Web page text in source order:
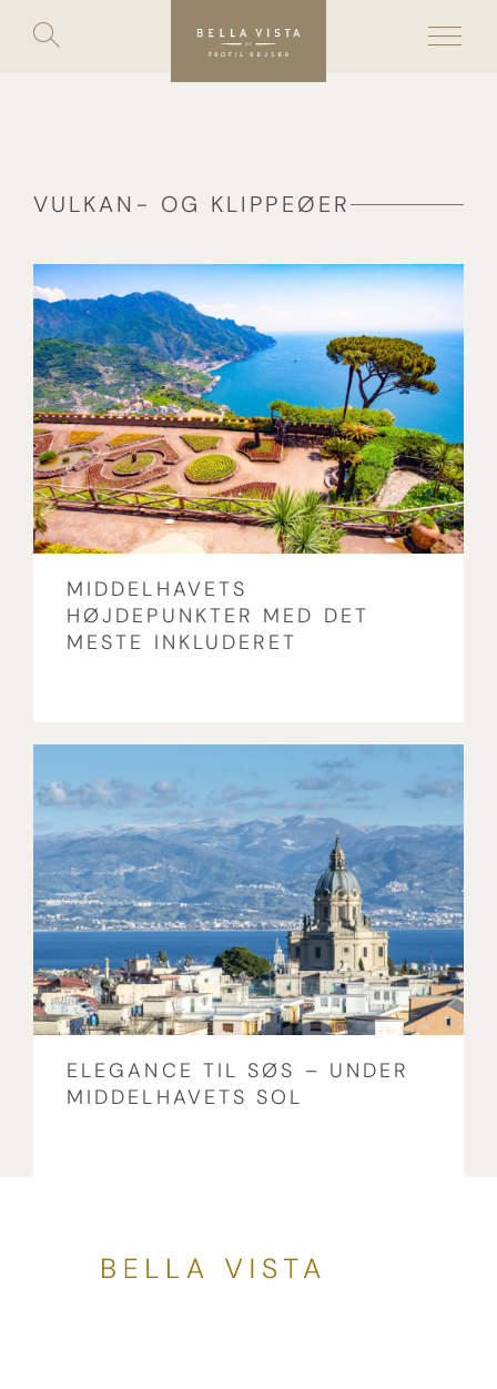
Skip
Toggle
search
VULKAN- OG KLIPPEØER
MIDDELHAVETS
HØJDEPUNKTER MED DET
MESTE INKLUDERET
ELEGANCE TIL SØS – UNDER
MIDDELHAVETS SOL